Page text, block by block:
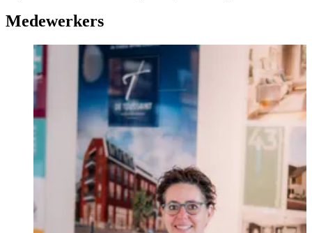
communicatie tussen alle personen gaat heel soepel echt een
aanrader!!”
Medewerkers